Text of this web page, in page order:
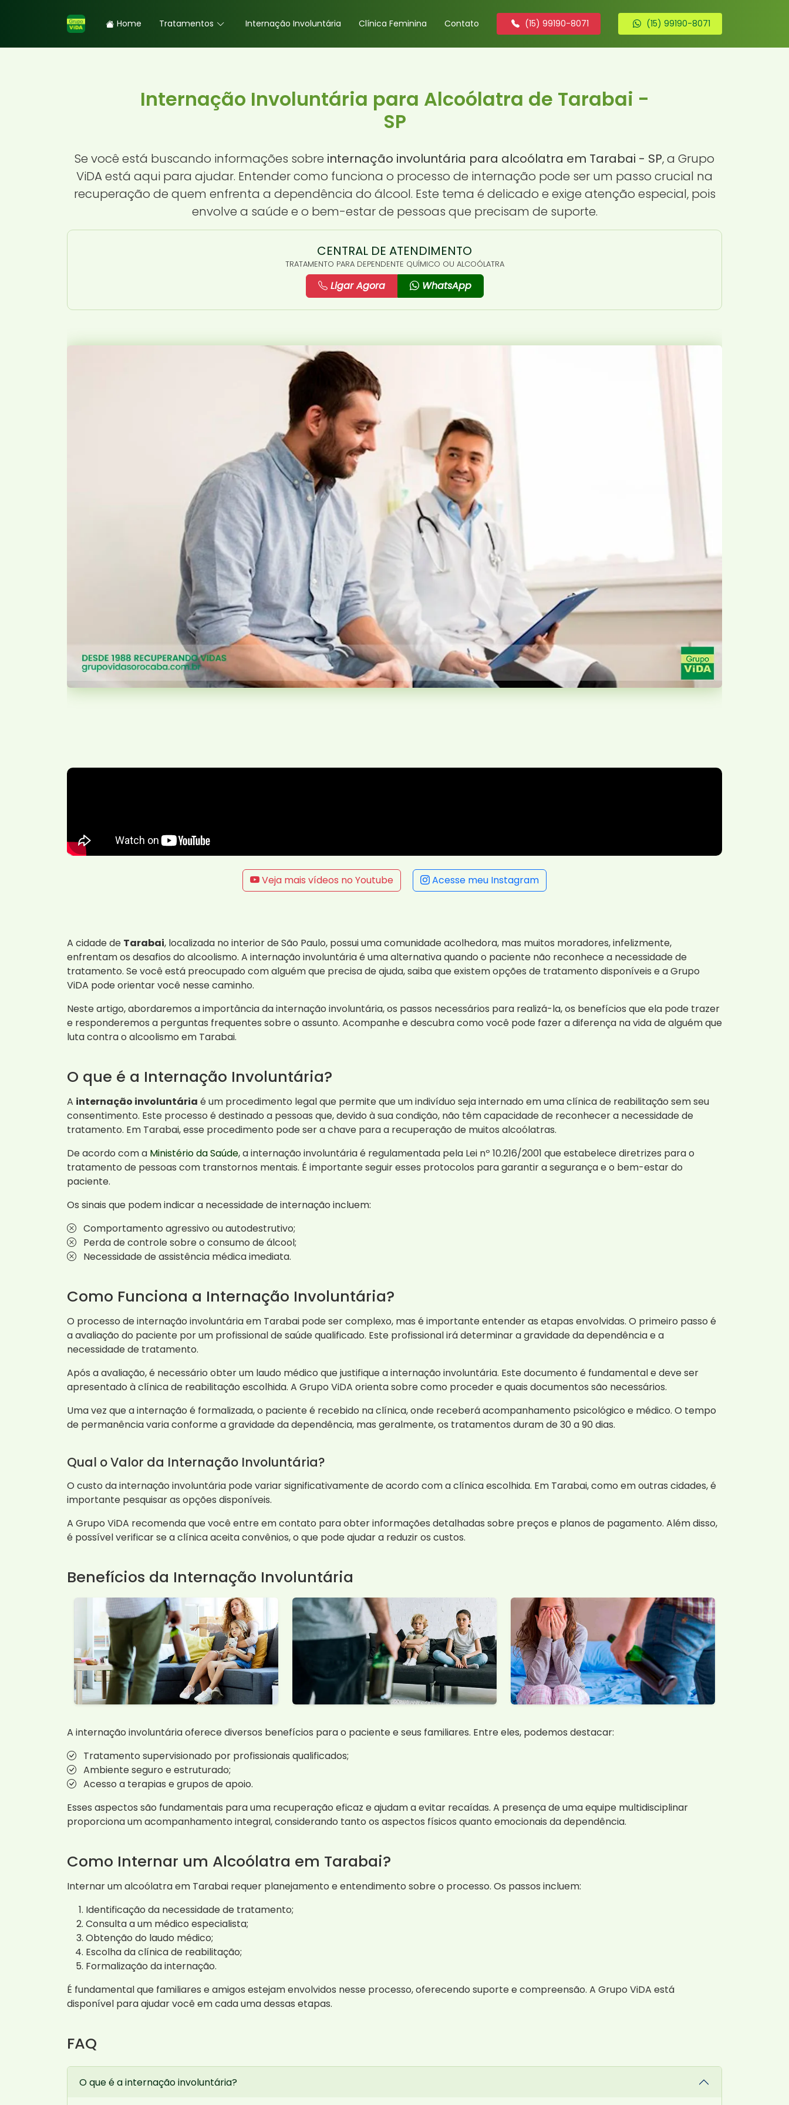
Home Tratamentos Internação Involuntária Clínica Feminina Contato (15) 99190-8071 (15) 99190-8071
Internação Involuntária para Alcoólatra de Tarabai -
SP
Se você está buscando informações sobre internação involuntária para alcoólatra em Tarabai - SP, a Grupo
ViDA está aqui para ajudar. Entender como funciona o processo de internação pode ser um passo crucial na
recuperação de quem enfrenta a dependência do álcool. Este tema é delicado e exige atenção especial, pois
envolve a saúde e o bem-estar de pessoas que precisam de suporte.
CENTRAL DE ATENDIMENTO
TRATAMENTO PARA DEPENDENTE QUÍMICO OU ALCOÓLATRA
Ligar Agora WhatsApp
Veja mais vídeos no Youtube Acesse meu Instagram
A cidade de Tarabai, localizada no interior de São Paulo, possui uma comunidade acolhedora, mas muitos moradores, infelizmente,
enfrentam os desafios do alcoolismo. A internação involuntária é uma alternativa quando o paciente não reconhece a necessidade de
tratamento. Se você está preocupado com alguém que precisa de ajuda, saiba que existem opções de tratamento disponíveis e a Grupo
ViDA pode orientar você nesse caminho.
Neste artigo, abordaremos a importância da internação involuntária, os passos necessários para realizá-la, os benefícios que ela pode trazer
e responderemos a perguntas frequentes sobre o assunto. Acompanhe e descubra como você pode fazer a diferença na vida de alguém que
luta contra o alcoolismo em Tarabai.
O que é a Internação Involuntária?
A internação involuntária é um procedimento legal que permite que um indivíduo seja internado em uma clínica de reabilitação sem seu
consentimento. Este processo é destinado a pessoas que, devido à sua condição, não têm capacidade de reconhecer a necessidade de
tratamento. Em Tarabai, esse procedimento pode ser a chave para a recuperação de muitos alcoólatras.
De acordo com a Ministério da Saúde, a internação involuntária é regulamentada pela Lei nº 10.216/2001 que estabelece diretrizes para o
tratamento de pessoas com transtornos mentais. É importante seguir esses protocolos para garantir a segurança e o bem-estar do
paciente.
Os sinais que podem indicar a necessidade de internação incluem:
Comportamento agressivo ou autodestrutivo;
Perda de controle sobre o consumo de álcool;
Necessidade de assistência médica imediata.
Como Funciona a Internação Involuntária?
O processo de internação involuntária em Tarabai pode ser complexo, mas é importante entender as etapas envolvidas. O primeiro passo é
a avaliação do paciente por um profissional de saúde qualificado. Este profissional irá determinar a gravidade da dependência e a
necessidade de tratamento.
Após a avaliação, é necessário obter um laudo médico que justifique a internação involuntária. Este documento é fundamental e deve ser
apresentado à clínica de reabilitação escolhida. A Grupo ViDA orienta sobre como proceder e quais documentos são necessários.
Uma vez que a internação é formalizada, o paciente é recebido na clínica, onde receberá acompanhamento psicológico e médico. O tempo
de permanência varia conforme a gravidade da dependência, mas geralmente, os tratamentos duram de 30 a 90 dias.
Qual o Valor da Internação Involuntária?
O custo da internação involuntária pode variar significativamente de acordo com a clínica escolhida. Em Tarabai, como em outras cidades, é
importante pesquisar as opções disponíveis.
A Grupo ViDA recomenda que você entre em contato para obter informações detalhadas sobre preços e planos de pagamento. Além disso,
é possível verificar se a clínica aceita convênios, o que pode ajudar a reduzir os custos.
Benefícios da Internação Involuntária
A internação involuntária oferece diversos benefícios para o paciente e seus familiares. Entre eles, podemos destacar:
Tratamento supervisionado por profissionais qualificados;
Ambiente seguro e estruturado;
Acesso a terapias e grupos de apoio.
Esses aspectos são fundamentais para uma recuperação eficaz e ajudam a evitar recaídas. A presença de uma equipe multidisciplinar
proporciona um acompanhamento integral, considerando tanto os aspectos físicos quanto emocionais da dependência.
Como Internar um Alcoólatra em Tarabai?
Internar um alcoólatra em Tarabai requer planejamento e entendimento sobre o processo. Os passos incluem:
Identificação da necessidade de tratamento;
Consulta a um médico especialista;
Obtenção do laudo médico;
Escolha da clínica de reabilitação;
Formalização da internação.
É fundamental que familiares e amigos estejam envolvidos nesse processo, oferecendo suporte e compreensão. A Grupo ViDA está
disponível para ajudar você em cada uma dessas etapas.
FAQ
O que é a internação involuntária?